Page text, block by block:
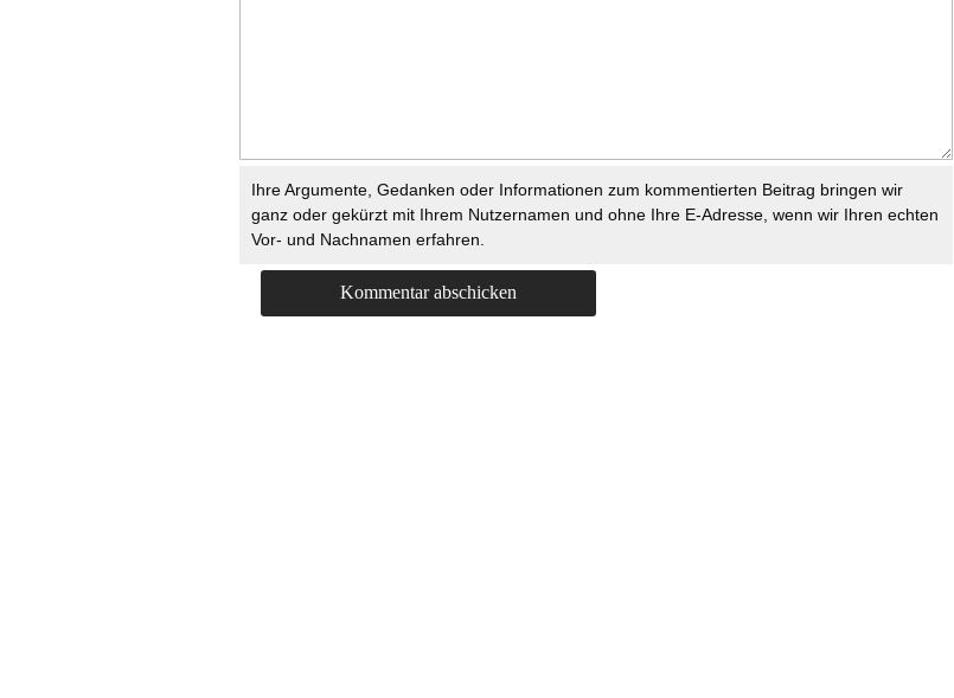
Ihre Argumente, Gedanken oder Informationen zum kommentierten Beitrag bringen wir
ganz oder gekürzt mit Ihrem Nutzernamen und ohne Ihre E-Adresse, wenn wir Ihren echten
Vor- und Nachnamen erfahren.